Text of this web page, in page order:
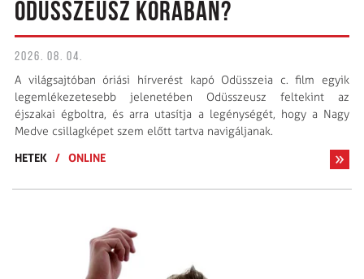
ODÜSSZEUSZ KORÁBAN?
2026. 08. 04.
A világsajtóban óriási hírverést kapó Odüsszeia c. film egyik
legemlékezetesebb jelenetében Odüsszeusz feltekint az
éjszakai égboltra, és arra utasítja a legénységét, hogy a Nagy
Medve csillagképet szem előtt tartva navigáljanak.
HETEK
/ ONLINE